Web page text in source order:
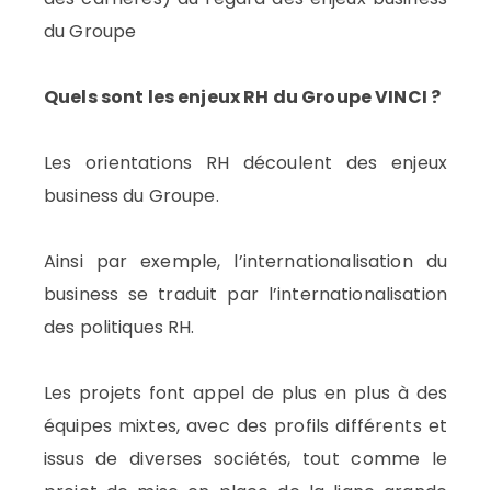
du Groupe
Quels sont les enjeux RH du Groupe VINCI ?
Les orientations RH découlent des enjeux
business du Groupe.
Ainsi par exemple, l’internationalisation du
business se traduit par l’internationalisation
des politiques RH.
Les projets font appel de plus en plus à des
équipes mixtes, avec des profils différents et
issus de diverses sociétés, tout comme le